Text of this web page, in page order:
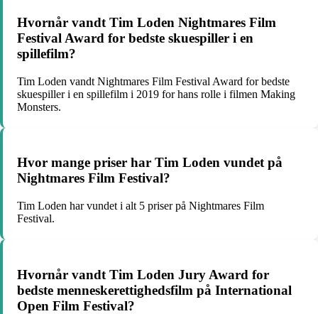
Hvornår vandt Tim Loden Nightmares Film
Festival Award for bedste skuespiller i en
spillefilm?
Tim Loden vandt Nightmares Film Festival Award for bedste
skuespiller i en spillefilm i 2019 for hans rolle i filmen Making
Monsters.
Hvor mange priser har Tim Loden vundet på
Nightmares Film Festival?
Tim Loden har vundet i alt 5 priser på Nightmares Film
Festival.
Hvornår vandt Tim Loden Jury Award for
bedste menneskerettighedsfilm på International
Open Film Festival?